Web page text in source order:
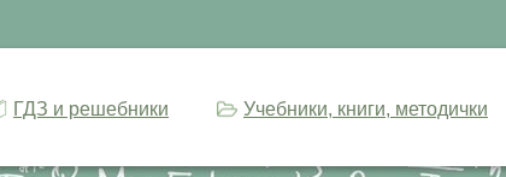
ГДЗ и решебники Учебники, книги, методички